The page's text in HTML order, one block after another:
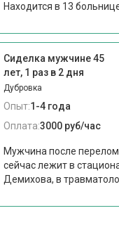
Находится в 13 больнице
Сиделка мужчине 45
лет, 1 раз в 2 дня
Дубровка
Опыт:1-4 года
Оплата:3000 руб/час
Мужчина после
сейчас лежит в
Демихова, в